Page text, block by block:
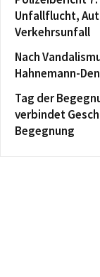
Unfallflucht,
Verkehrsunfall
Nach
Hahnemann-
Tag der
verbindet
Begegnung